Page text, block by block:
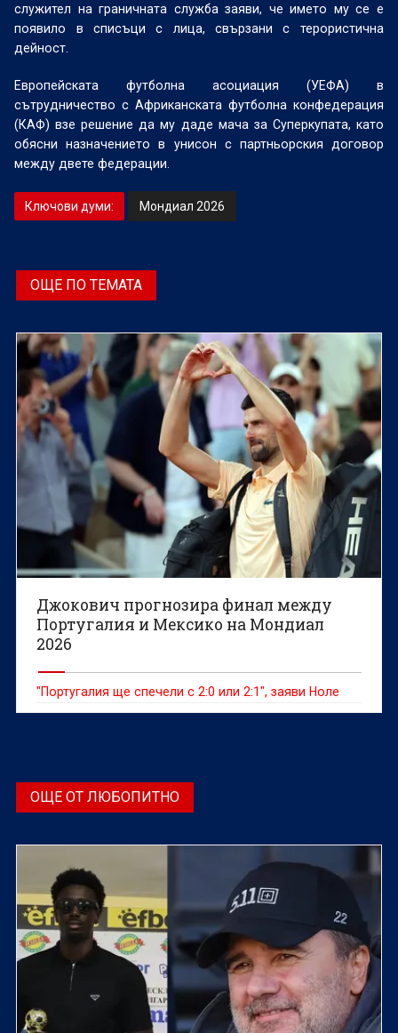
служител на граничната служба заяви, че името му се е
появило в списъци с лица, свързани с терористична
дейност.
Европейската футболна асоциация (УЕФА) в
сътрудничество с Африканската футболна конфедерация
(КАФ) взе решение да му даде мача за Суперкупата, като
обясни назначението в унисон с партньорския договор
между двете федерации.
Ключови думи: Мондиал 2026
ОЩЕ ПО ТЕМАТА
Джокович прогнозира финал между
Португалия и Мексико на Мондиал
2026
"Португалия ще спечели с 2:0 или 2:1", заяви Ноле
ОЩЕ ОТ ЛЮБОПИТНО